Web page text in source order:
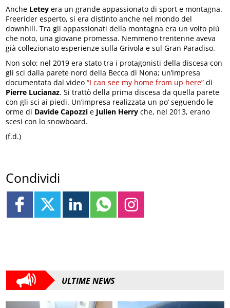
Anche Letey era un grande appassionato di sport e montagna.
Freerider esperto, si era distinto anche nel mondo del
downhill. Tra gli appassionati della montagna era un volto più
che noto, una giovane promessa. Nemmeno trentenne aveva
già collezionato esperienze sulla Grivola e sul Gran Paradiso.
Non solo: nel 2019 era stato tra i protagonisti della discesa con
gli sci dalla parete nord della Becca di Nona; un’impresa
documentata dal video“I can see my home from up here” di
Pierre Lucianaz. Si trattò della prima discesa da quella parete
con gli sci ai piedi. Un’impresa realizzata un po’ seguendo le
orme di Davide Capozzi e Julien Herry che, nel 2013, erano
scesi con lo snowboard.
(f.d.)
Condividi
ULTIME NEWS